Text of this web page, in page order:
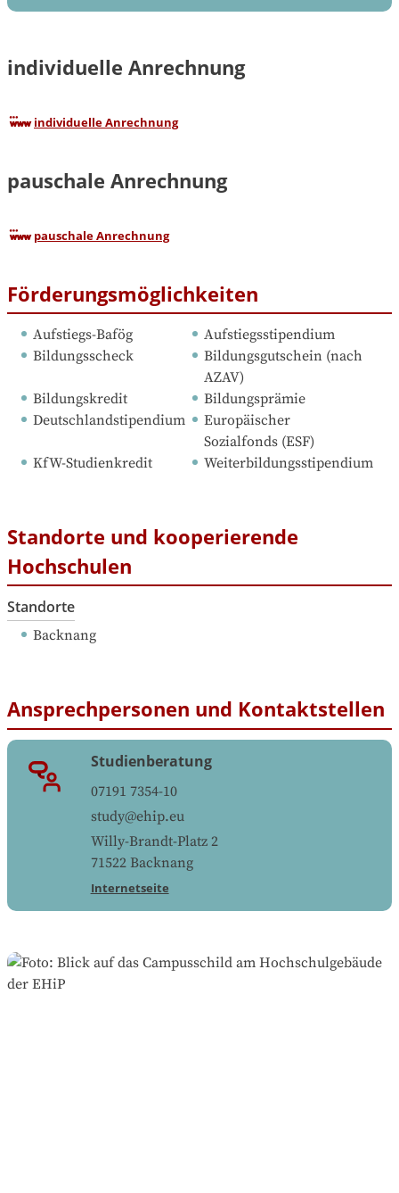
individuelle Anrechnung
individuelle Anrechnung
pauschale Anrechnung
pauschale Anrechnung
Förderungsmöglichkeiten
Aufstiegs-Bafög
Aufstiegsstipendium
Bildungsscheck
Bildungsgutschein (nach
AZAV)
Bildungskredit
Bildungsprämie
Deutschlandstipendium
Europäischer
Sozialfonds (ESF)
KfW-Studienkredit
Weiterbildungsstipendium
Standorte und kooperierende
Hochschulen
Standorte
Backnang
Ansprechpersonen und Kontaktstellen
Studienberatung
07191 7354-10
study@ehip.eu
Willy-Brandt-Platz 2
71522 Backnang
Internetseite